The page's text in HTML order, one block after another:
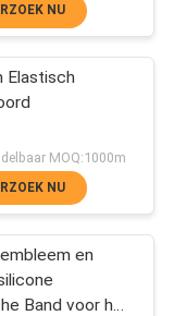
NU
Elastisch
MOQ:1000m
NU
en
Band voor het